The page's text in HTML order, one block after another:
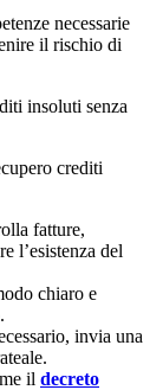
necessarie
il rischio di
insoluti senza
crediti
fatture,
l’esistenza del
chiaro e
invia una
il decreto